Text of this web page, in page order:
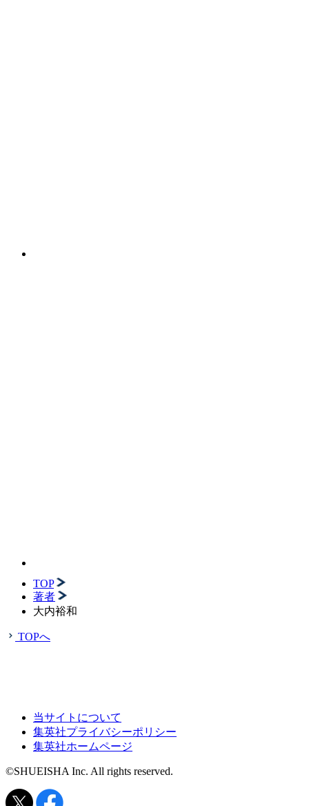
TOP
著者
大内裕和
TOPへ
当サイトについて
集英社プライバシーポリシー
集英社ホームページ
©SHUEISHA Inc. All rights reserved.